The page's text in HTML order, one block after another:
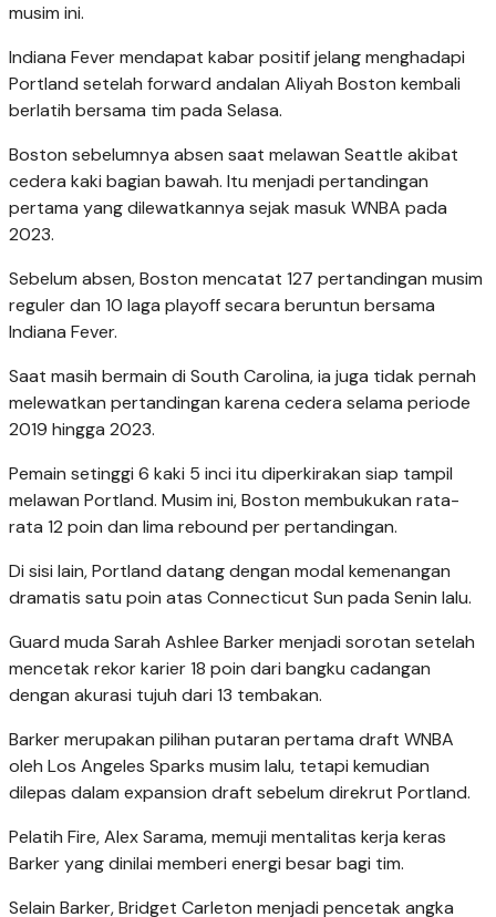
musim ini.
Indiana Fever mendapat kabar positif jelang menghadapi
Portland setelah forward andalan Aliyah Boston kembali
berlatih bersama tim pada Selasa.
Boston sebelumnya absen saat melawan Seattle akibat
cedera kaki bagian bawah. Itu menjadi pertandingan
pertama yang dilewatkannya sejak masuk WNBA pada
2023.
Sebelum absen, Boston mencatat 127 pertandingan musim
reguler dan 10 laga playoff secara beruntun bersama
Indiana Fever.
Saat masih bermain di South Carolina, ia juga tidak pernah
melewatkan pertandingan karena cedera selama periode
2019 hingga 2023.
Pemain setinggi 6 kaki 5 inci itu diperkirakan siap tampil
melawan Portland. Musim ini, Boston membukukan rata-
rata 12 poin dan lima rebound per pertandingan.
Di sisi lain, Portland datang dengan modal kemenangan
dramatis satu poin atas Connecticut Sun pada Senin lalu.
Guard muda Sarah Ashlee Barker menjadi sorotan setelah
mencetak rekor karier 18 poin dari bangku cadangan
dengan akurasi tujuh dari 13 tembakan.
Barker merupakan pilihan putaran pertama draft WNBA
oleh Los Angeles Sparks musim lalu, tetapi kemudian
dilepas dalam expansion draft sebelum direkrut Portland.
Pelatih Fire, Alex Sarama, memuji mentalitas kerja keras
Barker yang dinilai memberi energi besar bagi tim.
Selain Barker, Bridget Carleton menjadi pencetak angka